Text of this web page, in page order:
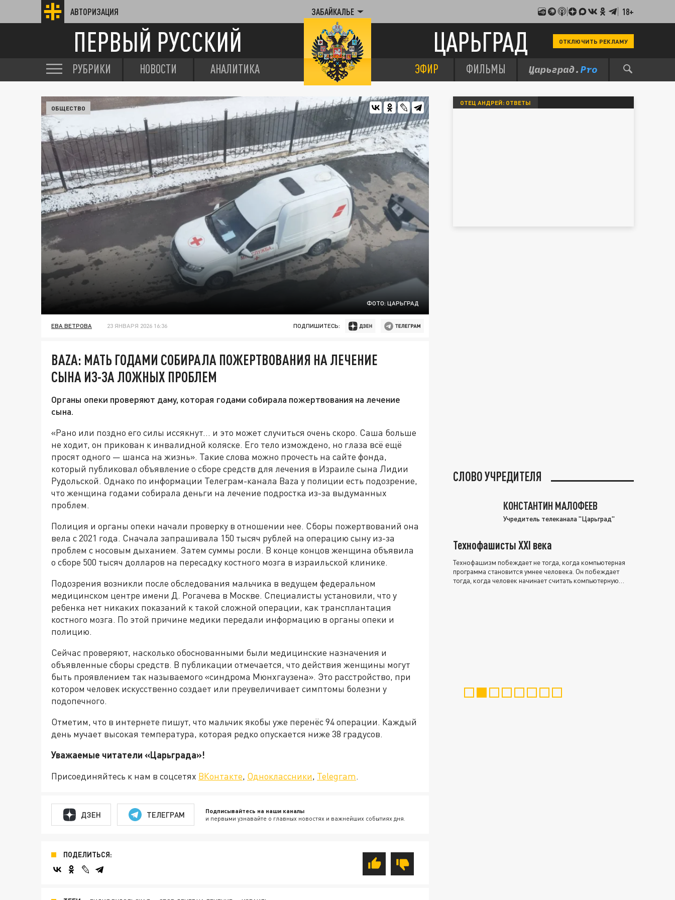
АВТОРИЗАЦИЯ ЗАБАЙКАЛЬЕ 18+
ПЕРВЫЙ РУССКИЙ ЦАРЬГРАД ОТКЛЮЧИТЬ РЕКЛАМУ
РУБРИКИ НОВОСТИ АНАЛИТИКА ЭФИР ФИЛЬМЫ
ФОТО: ЦАРЬГРАД
ОБЩЕСТВО
ЕВА ВЕТРОВА 23 ЯНВАРЯ 2026 16:36 ПОДПИШИТЕСЬ:
BAZA: МАТЬ ГОДАМИ СОБИРАЛА ПОЖЕРТВОВАНИЯ НА ЛЕЧЕНИЕ
СЫНА ИЗ-ЗА ЛОЖНЫХ ПРОБЛЕМ
Органы опеки проверяют даму, которая годами собирала пожертвования на лечение
сына.
«Рано или поздно его силы иссякнут… и это может случиться очень скоро. Саша больше
не ходит, он прикован к инвалидной коляске. Его тело измождено, но глаза всё ещё
просят одного — шанса на жизнь». Такие слова можно прочесть на сайте фонда,
который публиковал объявление о сборе средств для лечения в Израиле сына Лидии
Рудольской. Однако по информации Телеграм-канала Baza у полиции есть подозрение,
что женщина годами собирала деньги на лечение подростка из-за выдуманных
проблем.
Полиция и органы опеки начали проверку в отношении нее. Сборы пожертвований она
вела с 2021 года. Сначала запрашивала 150 тысяч рублей на операцию сыну из-за
проблем с носовым дыханием. Затем суммы росли. В конце концов женщина объявила
о сборе 500 тысяч долларов на пересадку костного мозга в израильской клинике.
Подозрения возникли после обследования мальчика в ведущем федеральном
медицинском центре имени Д. Рогачева в Москве. Специалисты установили, что у
ребенка нет никаких показаний к такой сложной операции, как трансплантация
костного мозга. По этой причине медики передали информацию в органы опеки и
полицию.
Сейчас проверяют, насколько обоснованными были медицинские назначения и
объявленные сборы средств. В публикации отмечается, что действия женщины могут
быть проявлением так называемого «синдрома Мюнхгаузена». Это расстройство, при
котором человек искусственно создает или преувеличивает симптомы болезни у
подопечного.
Отметим, что в интернете пишут, что мальчик якобы уже перенёс 94 операции. Каждый
день мучает высокая температура, которая редко опускается ниже 38 градусов.
Уважаемые читатели «Царьграда»!
Присоединяйтесь к нам в соцсетях ВКонтакте, Одноклассники, Telegram.
ДЗЕН ТЕЛЕГРАМ Подписывайтесь на наши каналы
и первыми узнавайте о главных новостях и важнейших событиях дня.
ПОДЕЛИТЬСЯ:
ОТЕЦ АНДРЕЙ: ОТВЕТЫ
СЛОВО УЧРЕДИТЕЛЯ
КОНСТАНТИН МАЛОФЕЕВ
Учредитель телеканала "Царьград"
Технофашисты XXI века
Технофашизм побеждает не тогда, когда компьютерная
программа становится умнее человека. Он побеждает
тогда, когда человек начинает считать компьютерную